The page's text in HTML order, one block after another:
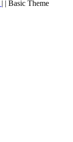
| | Basic Theme